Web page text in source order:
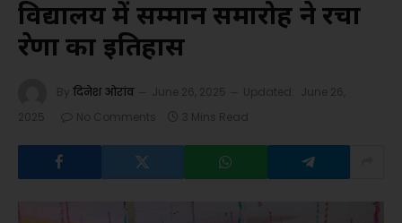
विद्यालय में सम्मान समारोह ने रचा
प्रेरणा का इतिहास
By दिनेश ओरांव June 26, 2025 Updated:
June 26,
2025
No Comments 3 Mins Read